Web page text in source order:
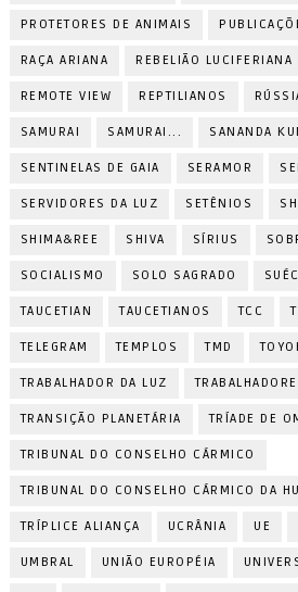
PROTETORES DE ANIMAIS
RAÇA ARIANA REBELIÃO LUCIFERIANA
REMOTE VIEW REPTILIANOS
SAMURAI SAMURAI... SANANDA
SENTINELAS DE GAIA SERAMOR
SERVIDORES DA LUZ SETÊNIOS
SHIMA&REE SHIVA SÍRIUS
SOCIALISMO SOLO SAGRADO
TAUCETIAN TAUCETIANOS TCC
TELEGRAM TEMPLOS TMD
TRABALHADOR DA LUZ
TRANSIÇÃO PLANETÁRIA TRÍADE DE
TRIBUNAL DO CONSELHO CÁRMICO
TRIBUNAL DO CONSELHO CÁRMICO DA
TRÍPLICE ALIANÇA UCRÂNIA UE
UMBRAL UNIÃO EUROPÉIA